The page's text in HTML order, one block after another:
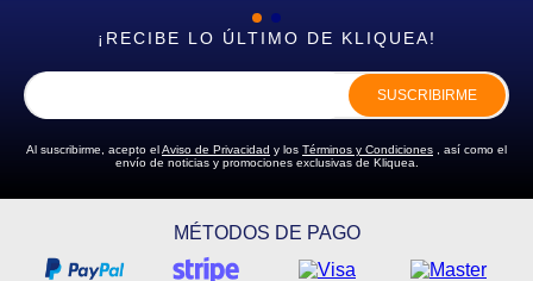
¡RECIBE LO ÚLTIMO DE KLIQUEA!
SUSCRIBIRME
Al suscribirme, acepto elAviso de Privacidad y los Términos y Condiciones , así como el
envío de noticias y promociones exclusivas de Kliquea.
MÉTODOS DE PAGO